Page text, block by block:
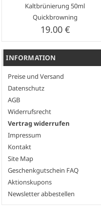
Kaltbrünierung 50ml
Quickbrowning
19.00 €
INFORMATION
Preise und Versand
Datenschutz
AGB
Widerrufsrecht
Vertrag widerrufen
Impressum
Kontakt
Site Map
Geschenkgutschein FAQ
Aktionskupons
Newsletter abbestellen